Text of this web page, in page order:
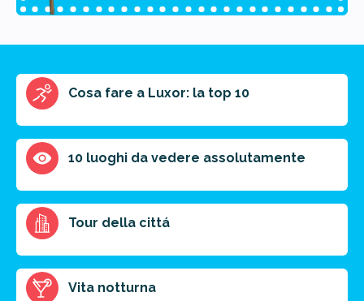
Riassunto dell'articolo
Scegli il formato del riassunto
Breve Medio Punti chiave
prossima destinazione di viaggio.
FAI PREVENTIVO
Cosa fare a Luxor: la top 10
10 luoghi da vedere assolutamente
Tour della cittá
Vita notturna